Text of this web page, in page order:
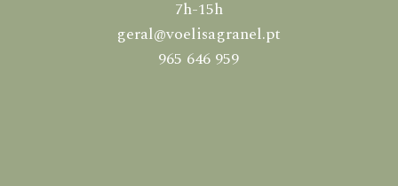
7h-15h
geral@voelisagranel.pt
965 646 959